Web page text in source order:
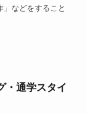
などをすること
・通学スタイ